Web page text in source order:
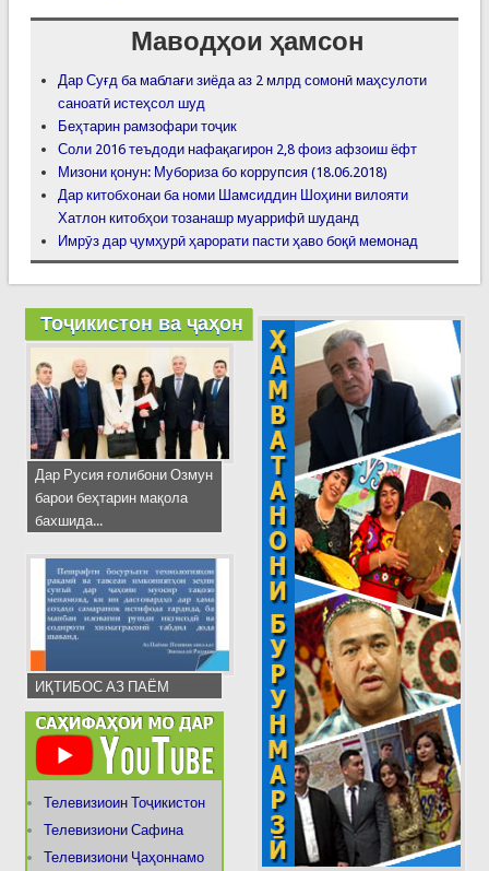
Маводҳои ҳамсон
Дар Суғд ба маблағи зиёда аз 2 млрд сомонӣ маҳсулоти
саноатӣ истеҳсол шуд
Беҳтарин рамзофари тоҷик
Соли 2016 теъдоди нафақагирон 2,8 фоиз афзоиш ёфт
Мизони қонун: Мубориза бо коррупсия (18.06.2018)
Дар китобхонаи ба номи Шамсиддин Шоҳини вилояти
Хатлон китобҳои тозанашр муаррифӣ шуданд
Имрӯз дар ҷумҳурӣ ҳарорати пасти ҳаво боқӣ мемонад
Тоҷикистон ва ҷаҳон
Дар Русия ғолибони Озмун
барои беҳтарин мақола
бахшида...
ИҚТИБОС АЗ ПАЁМ
Телевизиоин Тоҷикистон
Телевизиони Сафина
Телевизиони Ҷаҳоннамо